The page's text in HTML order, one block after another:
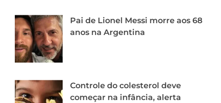
Pai de Lionel Messi morre aos 68
anos na Argentina
Controle do colesterol deve
começar na infância, alerta